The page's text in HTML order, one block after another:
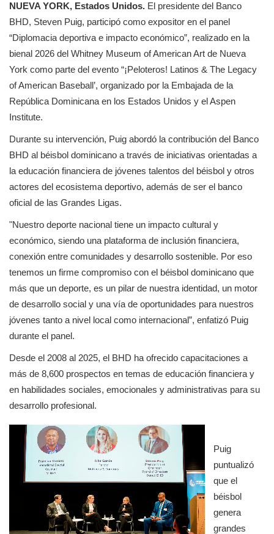
NUEVA YORK, Estados Unidos. El presidente del Banco
BHD, Steven Puig, participó como expositor en el panel
“Diplomacia deportiva e impacto económico”, realizado en la
bienal 2026 del Whitney Museum of American Art de Nueva
York como parte del evento “¡Peloteros! Latinos & The Legacy
of American Baseball’, organizado por la Embajada de la
República Dominicana en los Estados Unidos y el Aspen
Institute.
Durante su intervención, Puig abordó la contribución del Banco
BHD al béisbol dominicano a través de iniciativas orientadas a
la educación financiera de jóvenes talentos del béisbol y otros
actores del ecosistema deportivo, además de ser el banco
oficial de las Grandes Ligas.
"Nuestro deporte nacional tiene un impacto cultural y
económico, siendo una plataforma de inclusión financiera,
conexión entre comunidades y desarrollo sostenible. Por eso
tenemos un firme compromiso con el béisbol dominicano que
más que un deporte, es un pilar de nuestra identidad, un motor
de desarrollo social y una vía de oportunidades para nuestros
jóvenes tanto a nivel local como internacional”, enfatizó Puig
durante el panel.
Desde el 2008 al 2025, el BHD ha ofrecido capacitaciones a
más de 8,600 prospectos en temas de educación financiera y
en habilidades sociales, emocionales y administrativas para su
desarrollo profesional.
Puig
puntualizó
que el
béisbol
genera
grandes